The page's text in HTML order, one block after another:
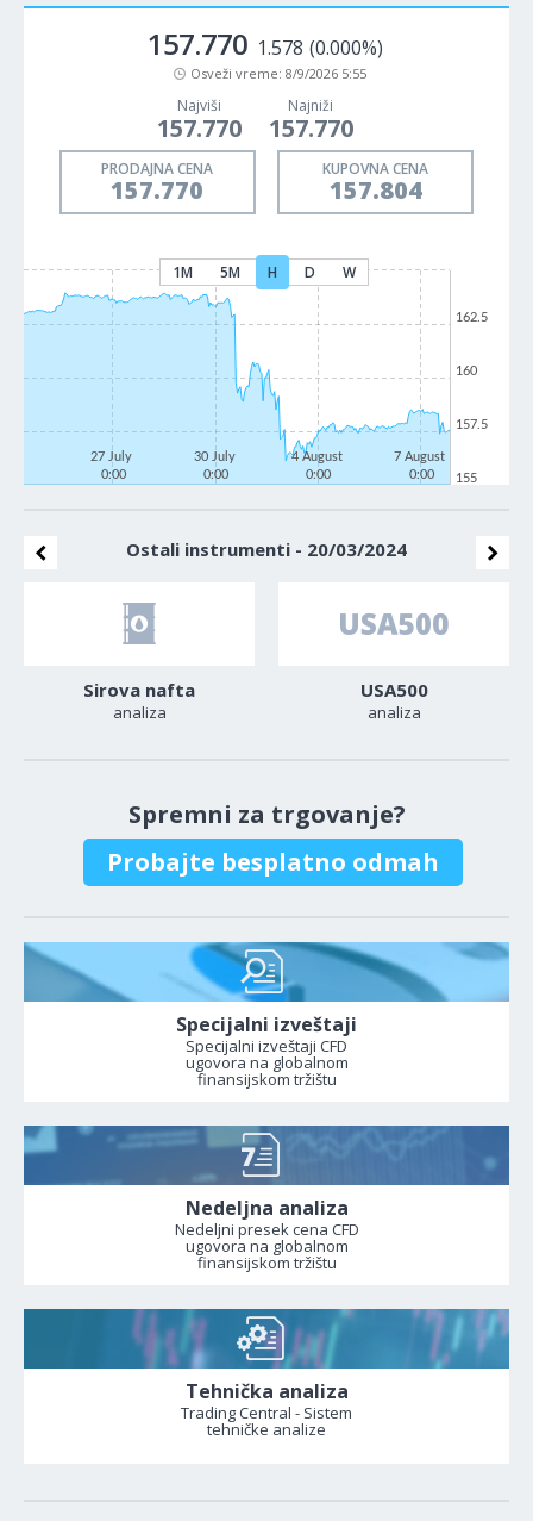
157.770 1.578 (0.000%)
Osveži vreme: 8/9/2026 5:55
Najviši
157.770
Najniži
157.770
PRODAJNA CENA
157.770
KUPOVNA CENA
157.804
1M 5M H D W
27 July
0:00
30 July
0:00
4 August
0:00
7 August
0:00
155
157.5
160
162.5
Ostali instrumenti - 20/03/2024
Sirova nafta
analiza
USA500
analiza
Spremni za trgovanje?
Probajte besplatno odmah
Specijalni izveštaji
Specijalni izveštaji CFD
ugovora na globalnom
finansijskom tržištu
Nedeljna analiza
Nedeljni presek cena CFD
ugovora na globalnom
finansijskom tržištu
Tehnička analiza
Trading Central - Sistem
tehničke analize